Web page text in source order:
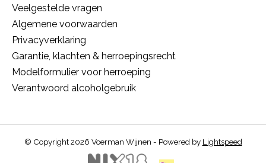
Veelgestelde vragen
Algemene voorwaarden
Privacyverklaring
Garantie, klachten & herroepingsrecht
Modelformulier voor herroeping
Verantwoord alcoholgebruik
© Copyright 2026 Voerman Wijnen - Powered by Lightspeed